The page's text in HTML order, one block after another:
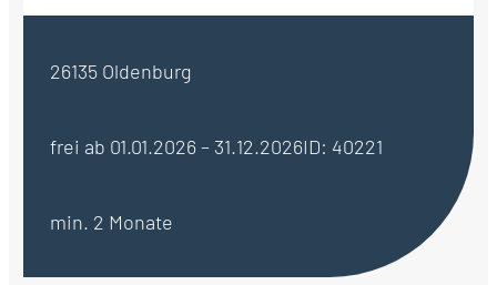
26135 Oldenburg
frei ab 01.01.2026 – 31.12.2026ID: 40221
min. 2 Monate